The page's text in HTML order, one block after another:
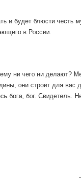
и будет блюсти честь
в России.
ни чего ни делают?
они строит для
бога, бог. Свидетель.